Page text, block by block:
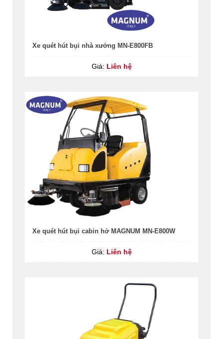
Xe quét hút bụi nhà xưởng MN-E800FB
Giá: Liên hệ
Xe quét hút bụi cabin hở MAGNUM MN-E800W
Giá: Liên hệ